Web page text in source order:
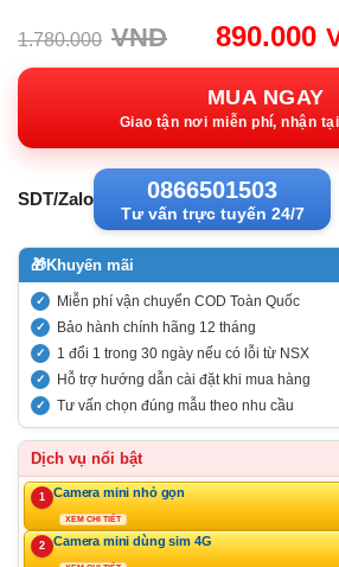
1.780.000 VND
Giá
gốc:
890.000
MUA NGAY
Giao tận nơi miễn phí, nhận
SDT/Zalo 0866501503
Tư vấn trực tuyến 24/7
🎁Khuyến mãi
Miễn phí vận chuyển COD Toàn Quốc
Bảo hành chính hãng 12 tháng
1 đổi 1 trong 30 ngày nếu có lỗi từ NSX
Hỗ trợ hướng dẫn cài đặt khi mua hàng
Tư vấn chọn đúng mẫu theo nhu cầu
Dịch vụ nổi bật
1 Camera mini nhỏ gọn
XEM CHI TIẾT
2 Camera mini dùng sim 4G